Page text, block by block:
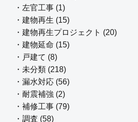
・左官工事 (1)
・建物再生 (15)
・建物再生プロジェクト (20)
・建物延命 (15)
・戸建て (8)
・未分類 (218)
・漏水対応 (56)
・耐震補強 (2)
・補修工事 (79)
・調査 (58)